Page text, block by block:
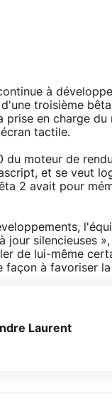
à
troisième
prise en charge
tactile.
du moteur de
et se veut
2 avait pour
jour silencieuses
de lui-même
à favoriser
Laurent